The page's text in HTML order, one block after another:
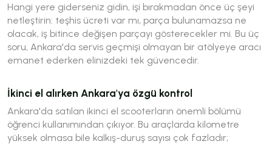
Hangi yere giderseniz gidin, işi bırakmadan önce üç şeyi
netleştirin: teşhis ücreti var mı, parça bulunamazsa ne
olacak, iş bitince değişen parçayı gösterecekler mi. Bu üç
soru, Ankara'da servis geçmişi olmayan bir atölyeye aracı
emanet ederken elinizdeki tek güvencedir.
İkinci el alırken Ankara'ya özgü kontrol
Ankara'da satılan ikinci el scooterların önemli bölümü
öğrenci kullanımından çıkıyor. Bu araçlarda kilometre
yüksek olmasa bile kalkış-duruş sayısı çok fazladır;